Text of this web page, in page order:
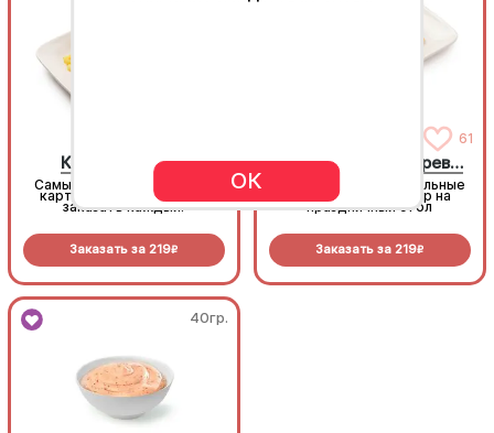
Картофель фри
Самый популярный в мире
картофель, их пробовал
заказать каждый!
Заказать за 219R
61
Картофель по-деревенски
Золотистые картофельные
дольки, супер выбор на
праздничный стол
Заказать за 219R
40гр.
ОК